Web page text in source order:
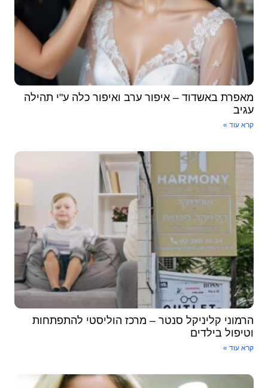
מאפרת באשדוד – איפור ערב ואיפור כלה ע"י תהילה
עגיב
קרא עוד »
הרמוני קליניקל סנטר – מרכז הוליסטי להתפתחות
וטיפול בילדים
קרא עוד »